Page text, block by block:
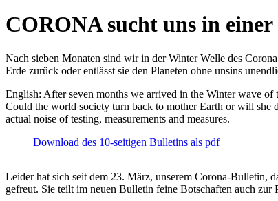
CORONA sucht uns in einer
Nach sieben Monaten sind wir in der Winter Welle des
Erde zurück oder entlässt sie den Planeten ohne unsins
English: After seven months we arrived in the Winter wave
Could the world society turn back to mother Earth or will she
actual noise of testing, measurements and measures.
Download des 10-seitigen Bulletins als pdf
Leider hat sich seit dem 23. März, unserem Corona-Bulletin,
gefreut. Sie teilt im neuen Bulletin feine Botschaften auch zur